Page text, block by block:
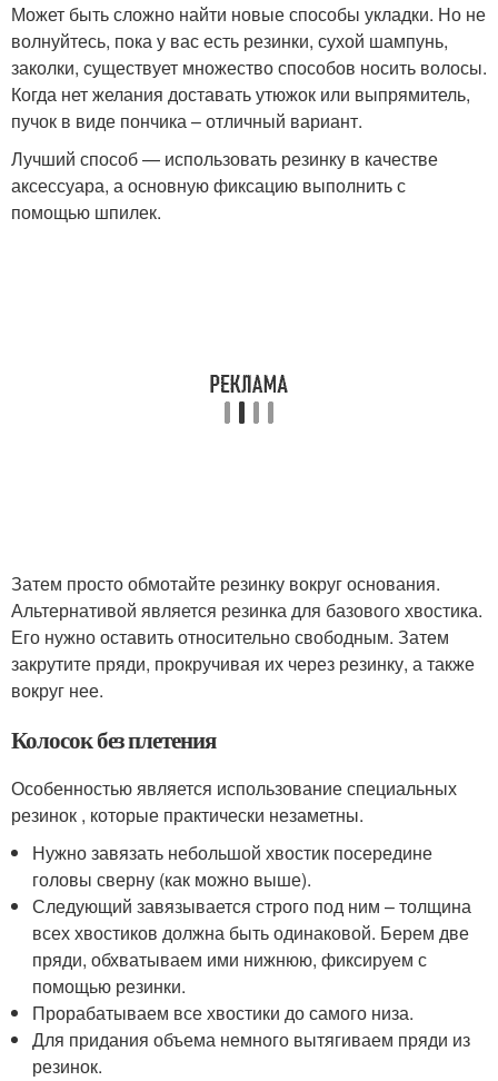
Может быть сложно найти новые способы укладки. Но не
волнуйтесь, пока у вас есть резинки, сухой шампунь,
заколки, существует множество способов носить волосы.
Когда нет желания доставать утюжок или выпрямитель,
пучок в виде пончика – отличный вариант.
Лучший способ — использовать резинку в качестве
аксессуара, а основную фиксацию выполнить с
помощью шпилек.
Затем просто обмотайте резинку вокруг основания.
Альтернативой является резинка для базового хвостика.
Его нужно оставить относительно свободным. Затем
закрутите пряди, прокручивая их через резинку, а также
вокруг нее.
Колосок без плетения
Особенностью является использование специальных
резинок , которые практически незаметны.
Нужно завязать небольшой хвостик посередине
головы сверну (как можно выше).
Следующий завязывается строго под ним – толщина
всех хвостиков должна быть одинаковой. Берем две
пряди, обхватываем ими нижнюю, фиксируем с
помощью резинки.
Прорабатываем все хвостики до самого низа.
Для придания объема немного вытягиваем пряди из
резинок.